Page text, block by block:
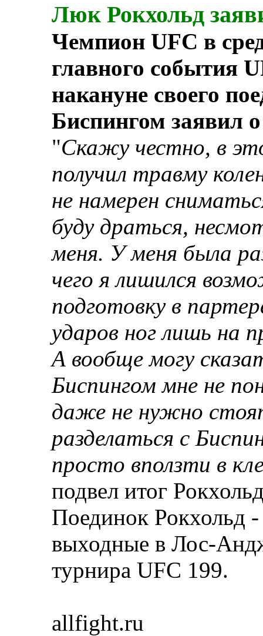
Люк Рокхольд
Чемпион UFC в
главного события
накануне своего
Биспингом заявил
"Скажу честно, в
получил травму
не намерен
буду драться,
меня. У меня была
чего я лишился
подготовку в
ударов ног лишь на
А вообще могу
Биспингом мне не
даже не нужно
разделаться с
просто вползти в
подвел итог
Поединок Рокхольд -
выходные в Лос-
турнира UFC 199.
allfight.ru